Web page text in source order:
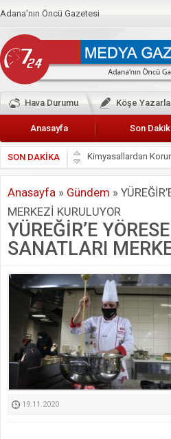
Adana'nın Öncü Gazetesi
Hava Durumu Köşe
Anasayfa Son
SON DAKİKA
Başkan Güler’den
Lokantacılar ve
Hak-İş Abdurrahman
HDP İL BİNASININ
CEYHAN TİCARET
BÖLGEMİZ
İyi Parti Yüreğir İlçe
Kimyasallardan
Anasayfa » Gündem »
MERKEZİ KURULUYOR
YÜREĞİR’E
SANATLARI
19.11.2020